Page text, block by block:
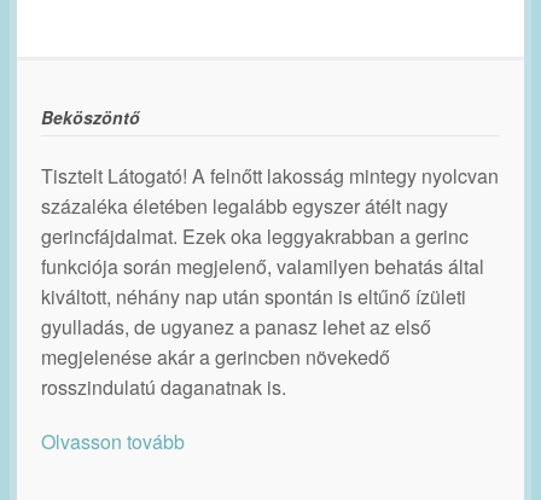
Beköszöntő
Tisztelt Látogató! A felnőtt lakosság mintegy nyolcvan
százaléka életében legalább egyszer átélt nagy
gerincfájdalmat. Ezek oka leggyakrabban a gerinc
funkciója során megjelenő, valamilyen behatás által
kiváltott, néhány nap után spontán is eltűnő ízületi
gyulladás, de ugyanez a panasz lehet az első
megjelenése akár a gerincben növekedő
rosszindulatú daganatnak is.
Olvasson tovább